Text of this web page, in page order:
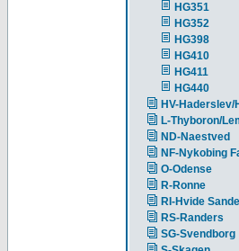
HG351
HG352
HG398
HG410
HG411
HG440
HV-Haderslev/
L-Thyboron/
ND-Naestved
NF-Nykobing
O-Odense
R-Ronne
RI-Hvide Sande
RS-Randers
SG-Svendborg